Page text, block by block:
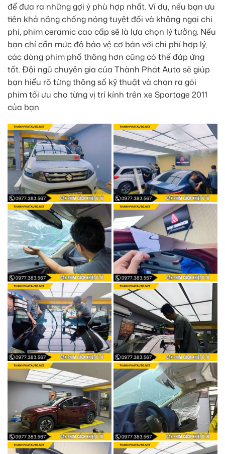
để đưa ra những gợi ý phù hợp nhất. Ví dụ, nếu bạn ưu
tiên khả năng chống nóng tuyệt đối và không ngại chi
phí, phim ceramic cao cấp sẽ là lựa chọn lý tưởng. Nếu
bạn chỉ cần mức độ bảo vệ cơ bản với chi phí hợp lý,
các dòng phim phổ thông hơn cũng có thể đáp ứng
tốt. Đội ngũ chuyên gia của Thành Phát Auto sẽ giúp
bạn hiểu rõ từng thông số kỹ thuật và chọn ra gói
phim tối ưu cho từng vị trí kính trên xe Sportage 2011
của bạn.